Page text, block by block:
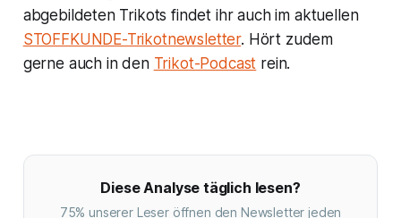
abgebildeten Trikots findet ihr auch im aktuellen
STOFFKUNDE-Trikotnewsletter. Hört zudem
gerne auch in den Trikot-Podcast rein.
Diese Analyse täglich lesen?
75% unserer Leser öffnen den Newsletter jeden